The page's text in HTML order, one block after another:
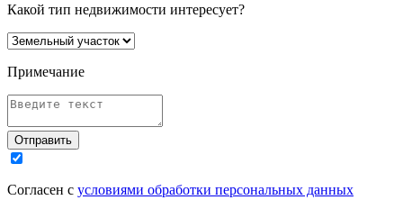
Какой тип недвижимости интересует?
Примечание
Отправить
Согласен с условиями обработки персональных данных